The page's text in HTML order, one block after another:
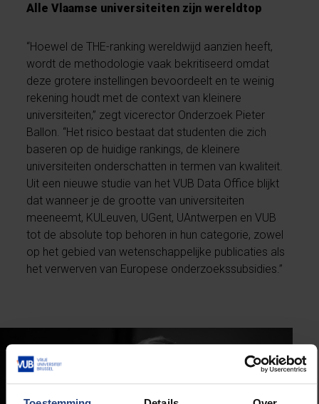
Alle Vlaamse universiteiten zijn wereldtop
“Hoewel de THE-ranking wereldwijd aanzien heeft,
wordt de methodologie vaak bekritiseerd omdat
deze grotere instellingen bevoordeelt en te weinig
rekening houdt met de context van kleinere
universiteiten,” zegt vicerector Onderzoek Pieter
Ballon. “Het risico bestaat dat studenten die zich
baseren op de huidige rankings, de kleinere
universiteiten onderschatten in termen van kwaliteit.
Uit een nieuwe studie van het VUB Data Office blijkt
dat wanneer je de grootte van universiteiten
meeneemt, KULeuven, UGent, UAntwerpen en VUB
tot de absolute top behoren in hun categorie, zowel
op het gebied van wetenschappelijke publicaties als
het verwerven van Europese onderzoekssubsidies.”